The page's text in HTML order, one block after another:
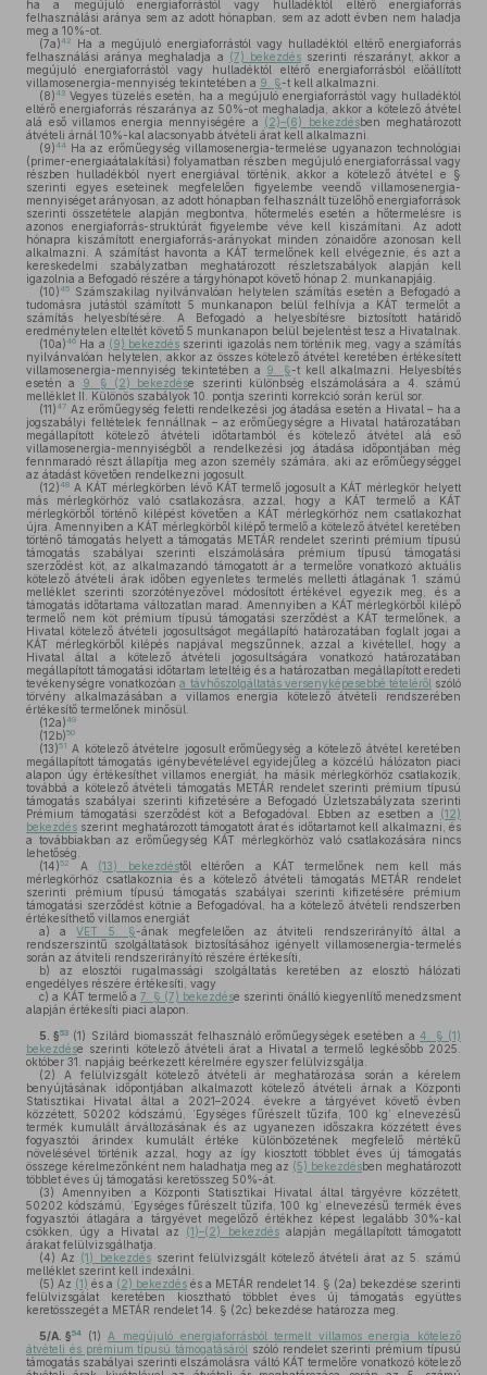
ha a megújuló energiaforrástól vagy hulladéktól eltérő energiaforrás
felhasználási aránya sem az adott hónapban, sem az adott évben nem haladja
meg a 10%-ot.
(7a)42
Ha a megújuló energiaforrástól vagy hulladéktól eltérő energiaforrás
felhasználási aránya meghaladja a (7) bekezdés szerinti részarányt, akkor a
megújuló energiaforrástól vagy hulladéktól eltérő energiaforrásból előállított
villamosenergia-mennyiség tekintetében a 9. §-t kell alkalmazni.
(8)43 Vegyes tüzelés esetén, ha a megújuló energiaforrástól vagy hulladéktól
eltérő energiaforrás részaránya az 50%-ot meghaladja, akkor a kötelező átvétel
alá eső villamos energia mennyiségére a (2)–(6) bekezdésben meghatározott
átvételi árnál 10%-kal alacsonyabb átvételi árat kell alkalmazni.
(9)44 Ha az erőműegység villamosenergia-termelése ugyanazon technológiai
(primer-energiaátalakítási) folyamatban részben megújuló energiaforrással vagy
részben hulladékból nyert energiával történik, akkor a kötelező átvétel e §
szerinti egyes eseteinek megfelelően figyelembe veendő villamosenergia-
mennyiséget arányosan, az adott hónapban felhasznált tüzelőhő energiaforrások
szerinti összetétele alapján megbontva, hőtermelés esetén a hőtermelésre is
azonos energiaforrás-struktúrát figyelembe véve kell kiszámítani. Az adott
hónapra kiszámított energiaforrás-arányokat minden zónaidőre azonosan kell
alkalmazni. A számítást havonta a KÁT termelőnek kell elvégeznie, és azt a
kereskedelmi szabályzatban meghatározott részletszabályok alapján kell
igazolnia a Befogadó részére a tárgyhónapot követő hónap 2. munkanapjáig.
(10)45
Számszakilag nyilvánvalóan helytelen számítás esetén a Befogadó a
tudomásra jutástól számított 5 munkanapon belül felhívja a KÁT termelőt a
számítás helyesbítésére. A Befogadó a helyesbítésre biztosított határidő
eredménytelen elteltét követő 5 munkanapon belül bejelentést tesz a Hivatalnak.
(10a)46 Ha a (9) bekezdés szerinti igazolás nem történik meg, vagy a számítás
nyilvánvalóan helytelen, akkor az összes kötelező átvétel keretében értékesített
villamosenergia-mennyiség tekintetében a 9. §-t kell alkalmazni. Helyesbítés
esetén a
9. § (2) bekezdése szerinti különbség elszámolására a 4. számú
melléklet II. Különös szabályok 10. pontja szerinti korrekció során kerül sor.
(11)47 Az erőműegység feletti rendelkezési jog átadása esetén a Hivatal – ha a
jogszabályi feltételek fennállnak – az erőműegységre a Hivatal határozatában
megállapított kötelező átvételi időtartamból és kötelező átvétel alá eső
villamosenergia-mennyiségből a rendelkezési jog átadása időpontjában még
fennmaradó részt állapítja meg azon személy számára, aki az erőműegységgel
az átadást követően rendelkezni jogosult.
(12)48 A KÁT mérlegkörben lévő KÁT termelő jogosult a KÁT mérlegkör helyett
más mérlegkörhöz való csatlakozásra, azzal, hogy a KÁT termelő a KÁT
mérlegkörből történő kilépést követően a KÁT mérlegkörhöz nem csatlakozhat
újra. Amennyiben a KÁT mérlegkörből kilépő termelő a kötelező átvétel keretében
történő támogatás helyett a támogatás METÁR rendelet szerinti prémium típusú
támogatás szabályai szerinti elszámolására prémium típusú támogatási
szerződést köt, az alkalmazandó támogatott ár a termelőre vonatkozó aktuális
kötelező átvételi árak időben egyenletes termelés melletti átlagának 1. számú
melléklet szerinti szorzótényezővel módosított értékével egyezik meg, és a
támogatás időtartama változatlan marad. Amennyiben a KÁT mérlegkörből kilépő
termelő nem köt prémium típusú támogatási szerződést a KÁT termelőnek, a
Hivatal kötelező átvételi jogosultságot megállapító határozatában foglalt jogai a
KÁT mérlegkörből kilépés napjával megszűnnek, azzal a kivétellel, hogy a
Hivatal által a kötelező átvételi jogosultságára vonatkozó határozatában
megállapított támogatási időtartam leteltéig és a határozatban megállapított eredeti
tevékenységre vonatkozóana távhőszolgáltatás versenyképesebbé tételéről szóló
törvény alkalmazásában a villamos energia kötelező átvételi rendszerében
értékesítő termelőnek minősül.
(12a)49
(12b)50
(13)51 A kötelező átvételre jogosult erőműegység a kötelező átvétel keretében
megállapított támogatás igénybevételével egyidejűleg a közcélú hálózaton piaci
alapon úgy értékesíthet villamos energiát, ha másik mérlegkörhöz csatlakozik,
továbbá a kötelező átvételi támogatás METÁR rendelet szerinti prémium típusú
támogatás szabályai szerinti kifizetésére a Befogadó Üzletszabályzata szerinti
Prémium támogatási szerződést köt a Befogadóval. Ebben az esetben a (12)
bekezdés szerint meghatározott támogatott árat és időtartamot kell alkalmazni, és
a továbbiakban az erőműegység KÁT mérlegkörhöz való csatlakozására nincs
lehetőség.
(14)52 A (13) bekezdéstől eltérően a KÁT termelőnek nem kell más
mérlegkörhöz csatlakoznia és a kötelező átvételi támogatás METÁR rendelet
szerinti prémium típusú támogatás szabályai szerinti kifizetésére prémium
támogatási szerződést kötnie a Befogadóval, ha a kötelező átvételi rendszerben
értékesíthető villamos energiát
a) aVET 5. §-ának megfelelően az átviteli rendszerirányító által a
rendszerszintű szolgáltatások biztosításához igényelt villamosenergia-termelés
során az átviteli rendszerirányító részére értékesíti,
b) az elosztói rugalmassági szolgáltatás keretében az elosztó hálózati
engedélyes részére értékesíti, vagy
c) a KÁT termelő a7. § (7) bekezdése szerinti önálló kiegyenlítő menedzsment
alapján értékesíti piaci alapon.
5. §53 (1) Szilárd biomasszát felhasználó erőműegységek esetében a4. § (1)
bekezdése szerinti kötelező átvételi árat a Hivatal a termelő legkésőbb 2025.
október 31. napjáig beérkezett kérelmére egyszer felülvizsgálja.
(2) A felülvizsgált kötelező átvételi ár meghatározása során a kérelem
benyújtásának időpontjában alkalmazott kötelező átvételi árnak a Központi
Statisztikai Hivatal által a 2021–2024. évekre a tárgyévet követő évben
közzétett, 50202 kódszámú, ’Egységes fűrészelt tűzifa, 100 kg’ elnevezésű
termék kumulált árváltozásának és az ugyanezen időszakra közzétett éves
fogyasztói árindex kumulált értéke különbözetének megfelelő mértékű
növelésével történik azzal, hogy az így kiosztott többlet éves új támogatás
összege kérelmezőnként nem haladhatja meg az (5) bekezdésben meghatározott
többlet éves új támogatási keretösszeg 50%-át.
(3) Amennyiben a Központi Statisztikai Hivatal által tárgyévre közzétett,
50202 kódszámú, ’Egységes fűrészelt tűzifa, 100 kg’ elnevezésű termék éves
fogyasztói átlagára a tárgyévet megelőző értékhez képest legalább 30%-kal
csökken, úgy a Hivatal az (1)–(2) bekezdésalapján megállapított támogatott
árakat felülvizsgálhatja.
(4) Az (1) bekezdésszerint felülvizsgált kötelező átvételi árat az 5. számú
melléklet szerint kell indexálni.
(5) Az (1) és a (2) bekezdés és a METÁR rendelet 14. § (2a) bekezdése szerinti
felülvizsgálat keretében kiosztható többlet éves új támogatás együttes
keretösszegét a METÁR rendelet 14. § (2c) bekezdése határozza meg.
5/A. §54 (1)
A megújuló energiaforrásból termelt villamos energia kötelező
átvételi és prémium típusú támogatásáról szóló rendelet szerinti prémium típusú
támogatás szabályai szerinti elszámolásra váltó KÁT termelőre vonatkozó kötelező